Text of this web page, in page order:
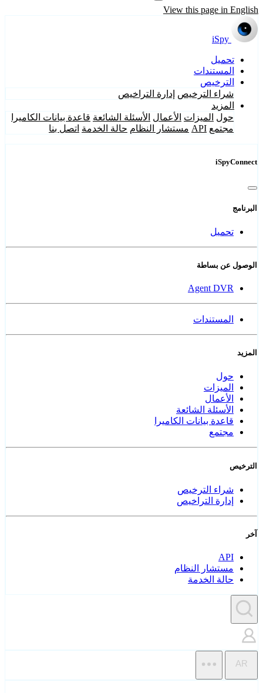
View this page in English
iSpy
تحميل
المستندات
الترخيص
شراء الترخيص إدارة التراخيص
المزيد
حول الميزات الأعمال الأسئلة الشائعة قاعدة بيانات الكاميرا
مجتمع API مستشار النظام حالة الخدمة اتصل بنا
iSpyConnect
البرنامج
تحميل
الوصول عن بساطة
Agent DVR
المستندات
المزيد
حول
الميزات
الأعمال
الأسئلة الشائعة
قاعدة بيانات الكاميرا
مجتمع
الترخيص
شراء الترخيص
إدارة التراخيص
آخر
API
مستشار النظام
حالة الخدمة
AR